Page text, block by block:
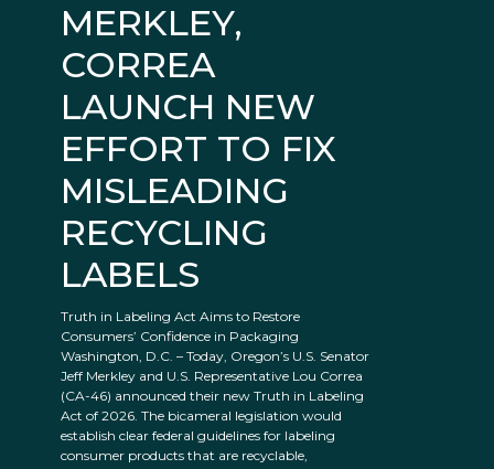
MERKLEY,
CORREA
LAUNCH NEW
EFFORT TO FIX
MISLEADING
RECYCLING
LABELS
Truth in Labeling Act Aims to Restore
Consumers’ Confidence in Packaging
Washington, D.C. – Today, Oregon’s U.S. Senator
Jeff Merkley and U.S. Representative Lou Correa
(CA-46) announced their new Truth in Labeling
Act of 2026. The bicameral legislation would
establish clear federal guidelines for labeling
consumer products that are recyclable,